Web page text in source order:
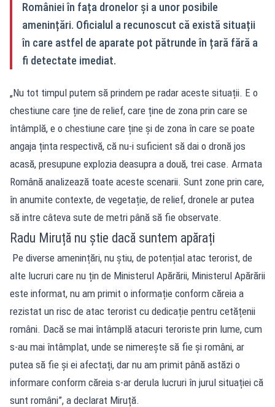
României în fața dronelor și a unor posibile
amenințări. Oficialul a recunoscut că există situații
în care astfel de aparate pot pătrunde în țară fără a
fi detectate imediat.
„Nu tot timpul putem să prindem pe radar aceste situații. E o
chestiune care ține de relief, care ține de zona prin care se
întâmplă, e o chestiune care ține și de zona în care se poate
angaja ținta respectivă, că nu-i suficient să dai o dronă jos
acasă, presupune explozia deasupra a două, trei case. Armata
Română analizează toate aceste scenarii. Sunt zone prin care,
în anumite contexte, de vegetație, de relief, dronele ar putea
să intre câteva sute de metri până să fie observate.
Radu Miruță nu știe dacă suntem apărați
Pe diverse amenințări, nu știu, de potențial atac terorist, de
alte lucruri care nu țin de Ministerul Apărării, Ministerul Apărării
este informat, nu am primit o informație conform căreia a
rezistat un risc de atac terorist cu dedicație pentru cetățenii
români. Dacă se mai întâmplă atacuri teroriste prin lume, cum
s-au mai întâmplat, unde se nimerește să fie și români, ar
putea să fie și ei afectați, dar nu am primit până astăzi o
informare conform căreia s-ar derula lucruri în jurul situației că
sunt români”, a declarat Miruță.